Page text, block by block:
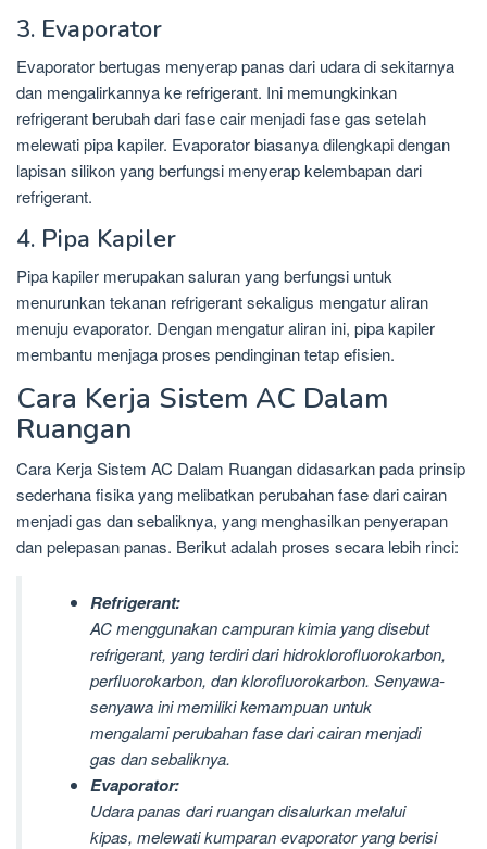
3. Evaporator
Evaporator bertugas menyerap panas dari udara di sekitarnya
dan mengalirkannya ke refrigerant. Ini memungkinkan
refrigerant berubah dari fase cair menjadi fase gas setelah
melewati pipa kapiler. Evaporator biasanya dilengkapi dengan
lapisan silikon yang berfungsi menyerap kelembapan dari
refrigerant.
4. Pipa Kapiler
Pipa kapiler merupakan saluran yang berfungsi untuk
menurunkan tekanan refrigerant sekaligus mengatur aliran
menuju evaporator. Dengan mengatur aliran ini, pipa kapiler
membantu menjaga proses pendinginan tetap efisien.
Cara Kerja Sistem AC Dalam
Ruangan
Cara Kerja Sistem AC Dalam Ruangan didasarkan pada prinsip
sederhana fisika yang melibatkan perubahan fase dari cairan
menjadi gas dan sebaliknya, yang menghasilkan penyerapan
dan pelepasan panas. Berikut adalah proses secara lebih rinci:
Refrigerant:
AC menggunakan campuran kimia yang disebut
refrigerant, yang terdiri dari hidroklorofluorokarbon,
perfluorokarbon, dan klorofluorokarbon. Senyawa-
senyawa ini memiliki kemampuan untuk
mengalami perubahan fase dari cairan menjadi
gas dan sebaliknya.
Evaporator:
Udara panas dari ruangan disalurkan melalui
kipas, melewati kumparan evaporator yang berisi